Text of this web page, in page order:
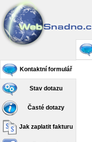
Kontaktní formulář
Stav dotazu
Časté dotazy
Jak zaplatit fakturu